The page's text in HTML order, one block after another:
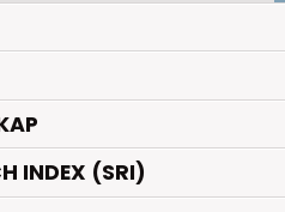
INDEX (SRI)